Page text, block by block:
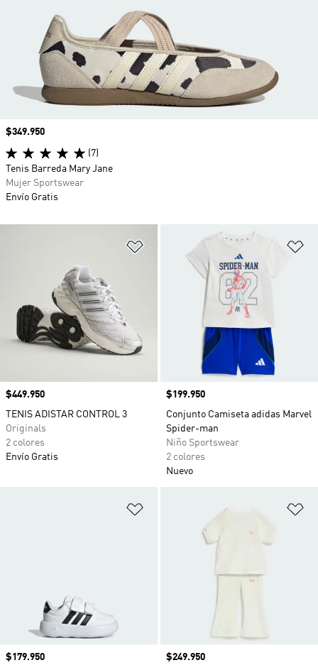
Añadir a la lista de deseos
Precio
$449.950
TENIS ADISTAR CONTROL 3
Originals
2 colores
Envío Gratis
Precio
$199.950
Conjunto Camiseta adidas Marvel
Spider-man
Niño Sportswear
2 colores
Nuevo
Añadir a la lista de deseos
Precio
$179.950
Precio
$249.950
Precio
$349.950
(7)
Tenis Barreda Mary Jane
Mujer Sportswear
Envío Gratis